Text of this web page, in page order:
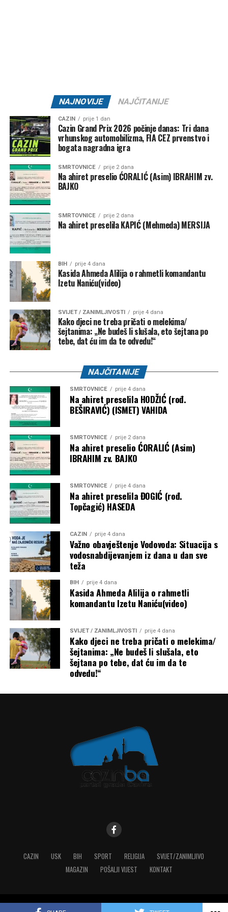
NK “Željezničar 73” –
MNK “Željo” –5.000 KM
Klub borilačkih sportova “Serhat” –1.500 KM
Ključ – 84.000 KM
NK “Ključ” –80.000 KM
Kanu-kajakaški klub “K4” –
FK “Bajer 99” Velagići –
NK “Omladinac” Sanica –1.000 KM
Bužim – 27.000 KM
NK “Vitez” – 10.000 KM
FK “Bratstvo-Veterani” –
FK “Konjodor” –
FK “Bužim” –3.000 KM
OK “Bužim” –3.000 KM
ŽOK “Bužim” –1.000 KM
Bosanski Petrovac – 3.500 KM
Udruženje košarkaškog sporta “Mladost” –
Karate klub “Mladost” –1.500 KM
Objavljivanjem kompletne liste korisnika javnost je po prvi
put dobila detaljan uvid u raspodjelu dodatnih budžetskih
sredstava za sport. Ostaje otvoreno pitanje prema kojim su
kriterijima određeni pojedinačni iznosi, budući da
obrazloženje metodologije raspodjele nije objavljeno.
Post
Share
Tweet
Mail
NAJNOVIJE NAJČITANIJE
CAZIN prije 1 dan
Cazin Grand Prix 2026 počinje danas: Tri dana
vrhunskog automobilizma, FIA CEZ prvenstvo i
bogata nagradna igra
SMRTOVNICE prije 2 dana
Na ahiret preselio ĆORALIĆ (Asim) IBRAHIM zv.
BAJKO
SMRTOVNICE prije 2 dana
Na ahiret preselila KAPIĆ (Mehmeda) MERSIJA
BIH prije 4 dana
Kasida Ahmeda Alilija o rahmetli komandantu
Izetu Naniću(video)
SVIJET / ZANIMLJIVOSTI prije 4 dana
Kako djeci ne treba pričati o melekima/
šejtanima: „Ne budeš li slušala, eto šejtana po
tebe, dat ću im da te odvedu!“
NAJČITANIJE
SMRTOVNICE prije 4 dana
Na ahiret preselila HODŽIĆ (rođ.
BEŠIRAVIĆ) (ISMET) VAHIDA
SMRTOVNICE prije 2 dana
Na ahiret preselio ĆORALIĆ (Asim)
IBRAHIM zv. BAJKO
SMRTOVNICE prije 4 dana
Na ahiret preselila ĐOGIĆ (rođ.
Topčagić) HASEDA
CAZIN prije 4 dana
Važno obavještenje Vodovoda: Situacija s
vodosnabdijevanjem iz dana u dan sve
teža
BIH prije 4 dana
Kasida Ahmeda Alilija o rahmetli
komandantu Izetu Naniću(video)
SVIJET / ZANIMLJIVOSTI prije 4 dana
Kako djeci ne treba pričati o melekima/
šejtanima: „Ne budeš li slušala, eto
šejtana po tebe, dat ću im da te
odvedu!“
CAZIN USK BIH SPORT RELIGIJA
SVIJET/ZANIMLJIVO
MAGAZIN
POŠALJI VIJEST KONTAKT
Copyright © 2023 MediaONE